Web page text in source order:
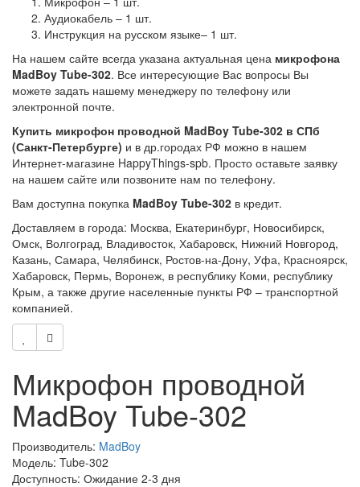
Аудиокабель – 1 шт.
Инструкция на русском языке– 1 шт.
На нашем сайте всегда указана актуальная цена микрофона
MadBoy Tube-302. Все интересующие Вас вопросы Вы
можете задать нашему менеджеру по телефону или
электронной почте.
Купить микрофон проводной MadBoy Tube-302 в СПб
(Санкт-Петербурге) и в др.городах РФ можно в нашем
Интернет-магазине HappyThings-spb. Просто оставьте заявку
на нашем сайте или позвоните нам по телефону.
Вам доступна покупка MadBoy Tube-302 в кредит.
Доставляем в города: Москва, Екатеринбург, Новосибирск,
Омск, Волгоград, Владивосток, Хабаровск, Нижний Новгород,
Казань, Самара, Челябинск, Ростов-на-Дону, Уфа, Красноярск,
Хабаровск, Пермь, Воронеж, в республику Коми, республику
Крым, а также другие населенные пункты РФ – транспортной
компанией.
Микрофон проводной
MadBoy Tube-302
Производитель: MadBoy
Модель: Tube-302
Доступность: Ожидание 2-3 дня